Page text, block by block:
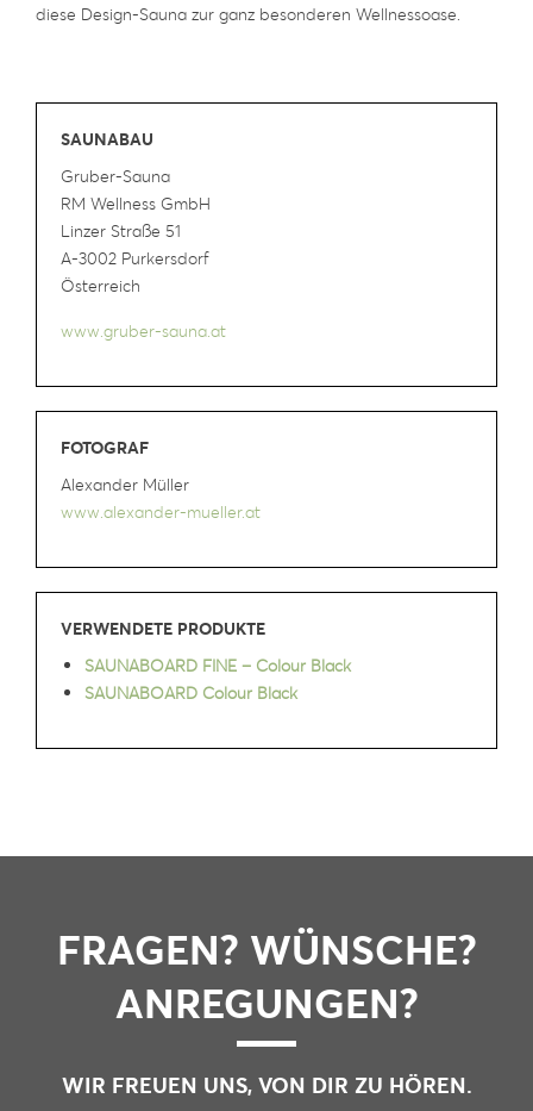
diese Design-Sauna zur ganz besonderen Wellnessoase.
SAUNABAU
Gruber-Sauna
RM Wellness GmbH
Linzer Straße 51
A-3002 Purkersdorf
Österreich
www.gruber-sauna.at
FOTOGRAF
Alexander Müller
www.alexander-mueller.at
VERWENDETE PRODUKTE
SAUNABOARD FINE – Colour Black
SAUNABOARD Colour Black
FRAGEN? WÜNSCHE?
ANREGUNGEN?
WIR FREUEN UNS, VON DIR ZU HÖREN.